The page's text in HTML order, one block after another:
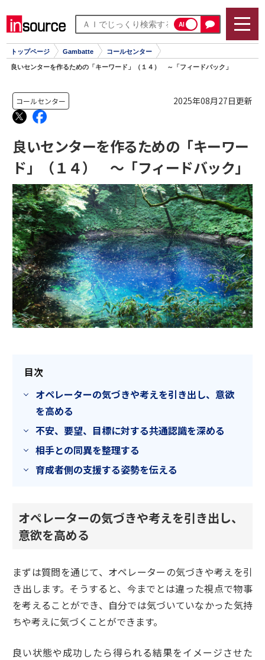
AI
トップページ Gambatte コールセンター
良いセンターを作るための「キーワード」（１４） ～「フィードバック」
コールセンター 2025年08月27日更新
良いセンターを作るための「キーワー
ド」（１４） ～「フィードバック」
目次
オペレーターの気づきや考えを引き出し、意欲
を高める
不安、要望、目標に対する共通認識を深める
相手との同異を整理する
育成者側の支援する姿勢を伝える
オペレーターの気づきや考えを引き出し、
意欲を高める
まずは質問を通じて、オペレーターの気づきや考えを引
き出します。そうすると、今までとは違った視点で物事
を考えることができ、自分では気づいていなかった気持
ちや考えに気づくことができます。
良い状態や成功したら得られる結果をイメージさせた